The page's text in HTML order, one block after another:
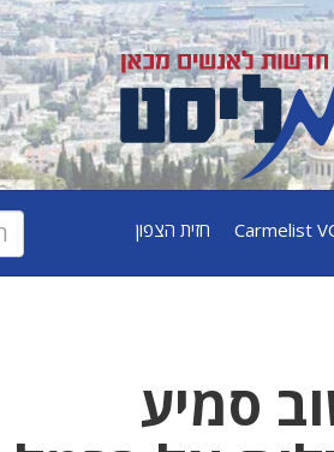
Carmelist חזית הצפון
סמיע